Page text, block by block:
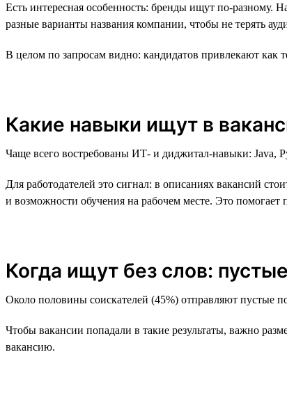
Есть интересная особенность: бренды ищут по-
разные варианты названия компании, чтобы не терять
В целом по запросам видно: кандидатов привлекают как
Какие навыки ищут в
Чаще всего востребованы ИТ- и диджитал-навыки: Java,
Для работодателей это сигнал: в описаниях вакансий
и возможности обучения на рабочем месте. Это
Когда ищут без слов:
Около половины соискателей (45%) отправляют пустые
Чтобы вакансии попадали в такие результаты, важно
вакансию.